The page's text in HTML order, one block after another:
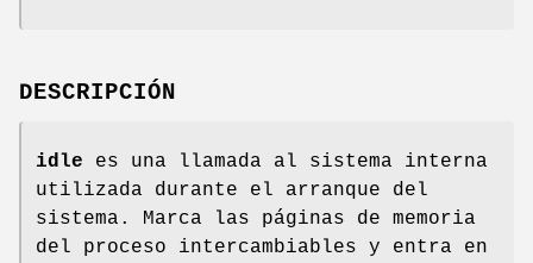
DESCRIPCIÓN
idle es una llamada al sistema interna
utilizada durante el arranque del
sistema. Marca las páginas de memoria
del proceso intercambiables y entra en